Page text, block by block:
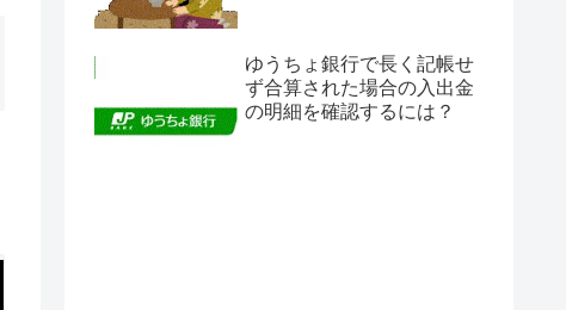
ゆうちょ銀行で長く記帳せ
ず合算された場合の入出金
の明細を確認するには？